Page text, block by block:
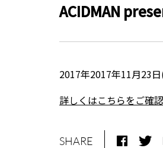
ACIDMAN
2017年2017年11月23日
詳しくはこちらをご確
SHARE